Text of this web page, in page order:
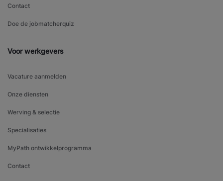
Contact
Doe de jobmatcherquiz
Voor werkgevers
Vacature aanmelden
Onze diensten
Werving & selectie
Specialisaties
MyPath ontwikkelprogramma
Contact